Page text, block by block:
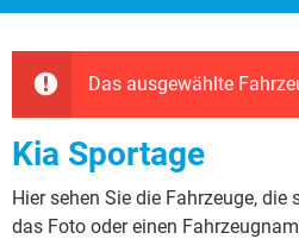
Das ausgewählte
Kia Sportage
Hier sehen Sie die Fahrzeuge,
das Foto oder einen